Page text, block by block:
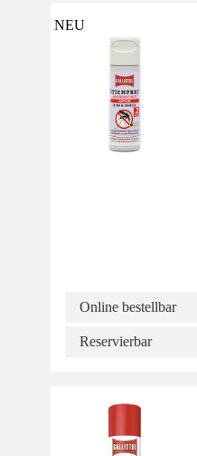
NEU
Online bestellbar
Reservierbar